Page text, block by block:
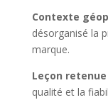
Contexte
désorganisé la
marque.
Leçon retenue
qualité et la